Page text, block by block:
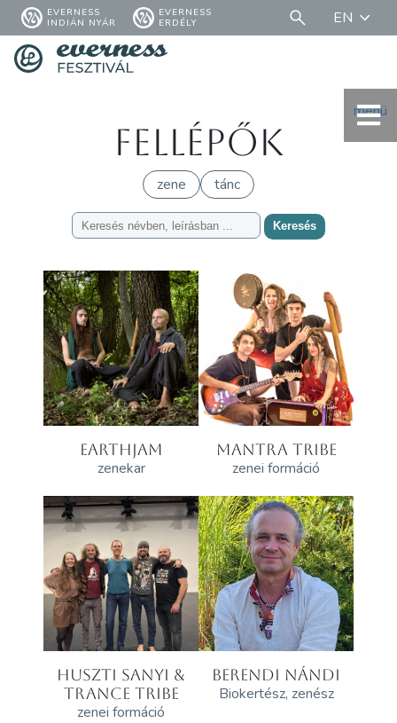
EVERNESS
INDIÁN NYÁR
EVERNESS
ERDÉLY
EN
menü
Fellépők
zene tánc
Keresés
EARTHJAM
zenekar
MANTRA TRIBE
zenei formáció
HUSZTI SANYI &
TRANCE TRIBE
zenei formáció
BERENDI NÁNDI
Biokertész, zenész